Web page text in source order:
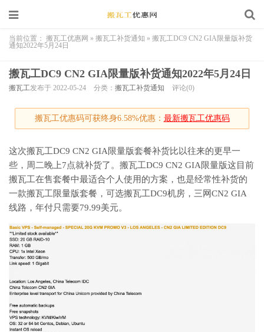
当前位置： 搬瓦工优惠网 » 搬瓦工补货通知 » 搬瓦工DC9 CN2 GIA限量版补货
通知2022年5月24日
搬瓦工DC9 CN2 GIA限量版补货通知2022年5月24日
搬瓦工发布于 2022-05-24 分类： 搬瓦工补货通知 评论(0)
搬瓦工优惠码可获终身6.58%优惠： 最新搬瓦工优惠码
这次搬瓦工DC9 CN2 GIA限量版套餐补货比以往来的更早一
些，周二晚上7点就补货了。搬瓦工DC9 CN2 GIA限量版这目前
搬瓦工在售套餐中最适合个人使用的方案，也是经常性补货的
一款搬瓦工限量版套餐，可选搬瓦工DC9机房，三网CN2 GIA
线路，年付只需要79.99美元。